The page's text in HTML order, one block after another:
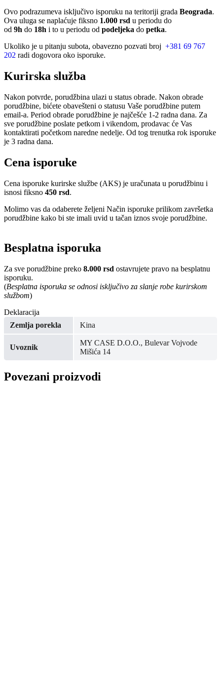
Ovo podrazumeva isključivo isporuku na teritoriji grada Beograda.
Ova uluga se naplaćuje fiksno 1.000 rsd u periodu do
od 9h do 18h i to u periodu od podeljeka do petka.
Ukoliko je u pitanju subota, obavezno pozvati broj +381 69 767
202 radi dogovora oko isporuke.
Kurirska služba
Nakon potvrde, porudžbina ulazi u status obrade. Nakon obrade
porudžbine, bićete obavešteni o statusu Vaše porudžbine putem
email-a. Period obrade porudžbine je najčešće 1-2 radna dana. Za
sve porudžbine poslate petkom i vikendom, prodavac će Vas
kontaktirati početkom naredne nedelje. Od tog trenutka rok isporuke
je 3 radna dana.
Cena isporuke
Cena isporuke kurirske službe (AKS) je uračunata u porudžbinu i
isnosi fiksno 450 rsd.
Molimo vas da odaberete željeni Način isporuke prilikom završetka
porudžbine kako bi ste imali uvid u tačan iznos svoje porudžbine.
Besplatna isporuka
Za sve porudžbine preko 8.000 rsd ostavrujete pravo na besplatnu
isporuku.
(Besplatna isporuka se odnosi isključivo za slanje robe kurirskom
službom)
Deklaracija
Zemlja porekla
Kina
Uvoznik
MY CASE D.O.O., Bulevar Vojvode
Mišića 14
Povezani proizvodi